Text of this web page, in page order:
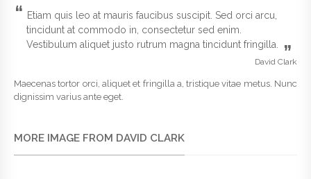
“ Etiam quis leo at mauris faucibus suscipit. Sed orci arcu,
tincidunt at commodo in, consectetur sed enim.
Vestibulum aliquet justo rutrum magna tincidunt fringilla.
”
David Clark
Maecenas tortor orci, aliquet et fringilla a, tristique vitae metus. Nunc
dignissim varius ante eget.
MORE IMAGE FROM DAVID CLARK